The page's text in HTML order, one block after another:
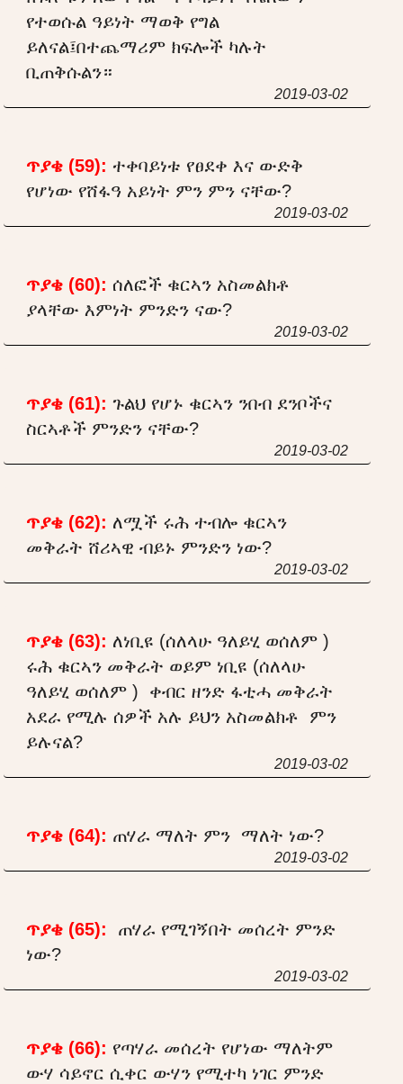
የተወሱል ዓይነት ማወቅ የግል
ይለናል፤በተጨማሪም ክፍሎች ካሉት
ቢጠቅሱልን።
2019-03-02
ጥያቄ (59): ተቀባይነቱ የፀደቀ እና ውድቅ
የሆነው የሸፋዓ አይነት ምን ምን ናቸው?
2019-03-02
ጥያቄ (60): ሰለፎች ቁርኣን አስመልክቶ
ያላቸው እምነት ምንድን ናው?
2019-03-02
ጥያቄ (61): ጉልህ የሆኑ ቁርኣን ንበብ ደንቦችና
ስርኣቶች ምንድን ናቸው?
2019-03-02
ጥያቄ (62): ለሟች ሩሕ ተብሎ ቁርኣን
መቅራት ሸሪኣዊ ብይኑ ምንድን ነው?
2019-03-02
ጥያቄ (63): ለነቢዩ (ሰለላሁ ዓለይሂ ወሰለም )
ሩሕ ቁርኣን መቅራት ወይም ነቢዩ (ሰለላሁ
ዓለይሂ ወሰለም ) ቀብር ዘንድ ፋቲሓ መቅራት
አደራ የሚሉ ሰዎች አሉ ይህን አስመልክቶ ምን
ይሉናል?
2019-03-02
ጥያቄ (64): ጠሃራ ማለት ምን ማለት ነው?
2019-03-02
ጥያቄ (65):
ጠሃራ የሚገኝበት መሰረት ምንድ
ነው?
2019-03-02
ጥያቄ (66): የጣሃራ መሰረት የሆነው ማለትም
ውሃ ሳይኖር ሲቀር ውሃን የሚተካ ነገር ምንድ